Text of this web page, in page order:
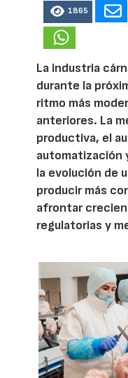
1865
La industria
durante la
ritmo más
anteriores. La
productiva, el
automatización
la evolución de
producir más
afrontar
regulatorias y